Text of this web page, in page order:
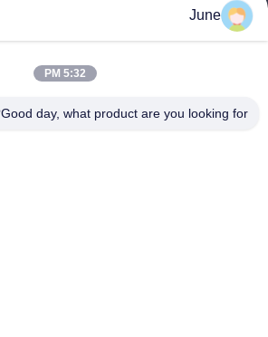
منتجات
جولة في المعمل
June
5:32 PM
Good day, what product are you looking for?